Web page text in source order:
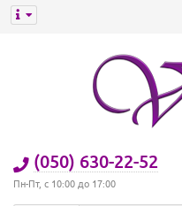
(050) 630-22-52
Пн-Пт, с 10:00 до 17:00